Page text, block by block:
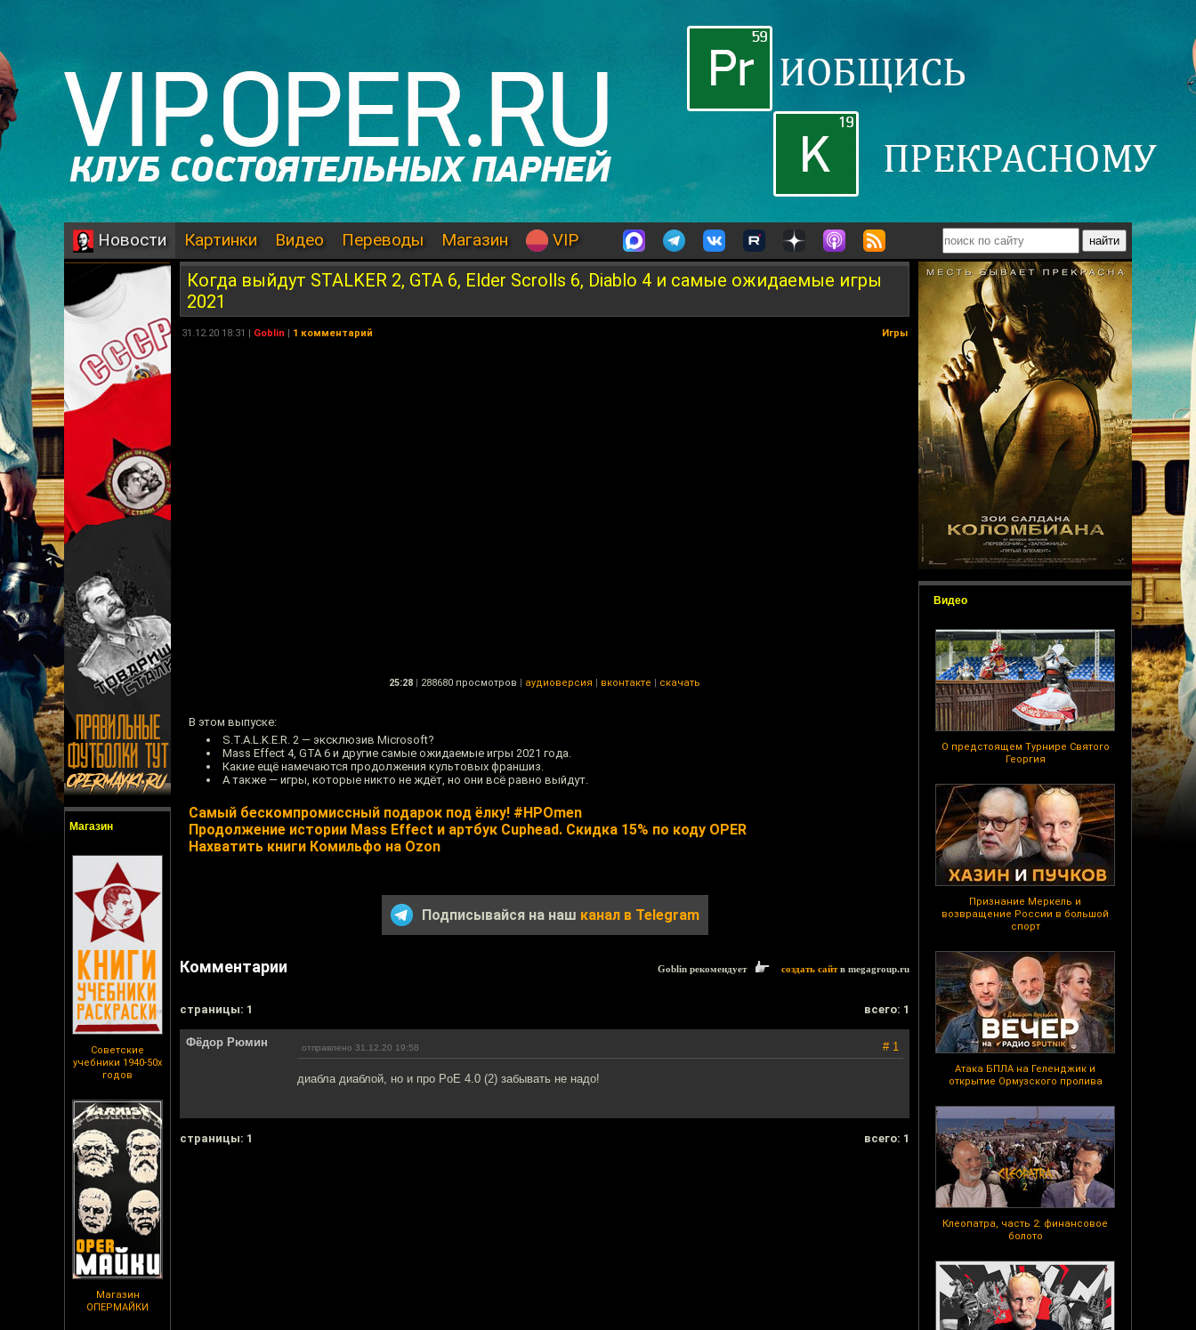
Новости Картинки Видео Переводы Магазин VIP
Магазин
Советские
учебники 1940-50х
годов
Магазин
ОПЕРМАЙКИ
Видео
О предстоящем Турнире Святого
Георгия
Признание Меркель и
возвращение России в большой
спорт
Атака БПЛА на Геленджик и
открытие Ормузского пролива
Клеопатра, часть 2: финансовое
болото
Когда выйдут STALKER 2, GTA 6, Elder Scrolls 6, Diablo 4 и самые ожидаемые игры
2021
31.12.20 18:31 | Goblin | 1 комментарий Игры
25:28 | 288680 просмотров | аудиоверсия | вконтакте | скачать
В этом выпуске:
S.T.A.L.K.E.R. 2 — эксклюзив Microsoft?
Mass Effect 4, GTA 6 и другие самые ожидаемые игры 2021 года.
Какие ещё намечаются продолжения культовых франшиз.
А также — игры, которые никто не ждёт, но они всё равно выйдут.
Самый бескомпромиссный подарок под ёлку! #HPOmen
Продолжение истории Mass Effect и артбук Cuphead. Скидка 15% по коду OPER
Нахватить книги Комильфо на Ozon
Подписывайся на наш канал в Telegram
Комментарии Goblin рекомендует создать сайтв megagroup.ru
cтраницы: 1 всего: 1
Фёдор Рюмин отправлено 31.12.20 19:58 # 1
диабла диаблой, но и про PoE 4.0 (2) забывать не надо!
cтраницы: 1 всего: 1